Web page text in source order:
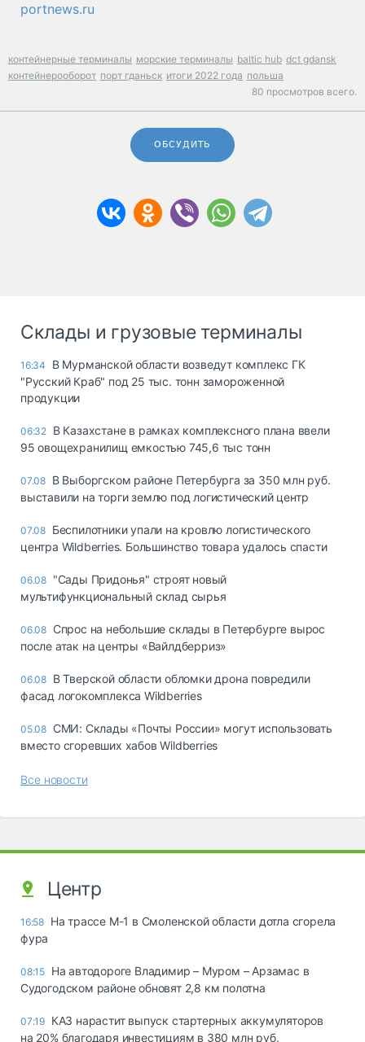
portnews.ru
контейнерные терминалы морские терминалы baltic hub dct gdansk
контейнерооборот порт гданьск итоги 2022 года польша
80 просмотров всего.
ОБСУДИТЬ
Склады и грузовые терминалы
16:34
В Мурманской области возведут комплекс ГК
"Русский Краб" под 25 тыс. тонн замороженной
продукции
06:32 В Казахстане в рамках комплексного плана ввели
95 овощехранилищ емкостью 745,6 тыс тонн
07.08 В Выборгском районе Петербурга за 350 млн руб.
выставили на торги землю под логистический центр
07.08 Беспилотники упали на кровлю логистического
центра Wildberries. Большинство товара удалось спасти
06.08 "Сады Придонья" строят новый
мультифункциональный склад сырья
06.08 Спрос на небольшие склады в Петербурге вырос
после атак на центры «Вайлдберриз»
06.08 В Тверской области обломки дрона повредили
фасад логокомплекса Wildberries
05.08 СМИ: Склады «Почты России» могут использовать
вместо сгоревших хабов Wildberries
Все новости
Центр
16:58 На трассе М-1 в Смоленской области дотла сгорела
фура
08:15 На автодороге Владимир – Муром – Арзамас в
Судогодском районе обновят 2,8 км полотна
07:19 КАЗ нарастит выпуск стартерных аккумуляторов
на 20% благодаря инвестициям в 380 млн руб.